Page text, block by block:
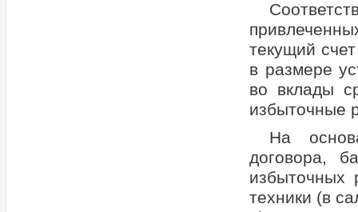
текущий
в размере
во вклады
избыточные
На
договора,
избыточных
техники (в